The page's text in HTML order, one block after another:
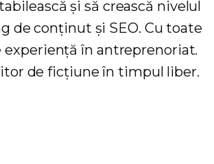
și să crească nivelul
de conținut și SEO. Cu toate
experiență în antreprenoriat.
de ficțiune în timpul liber.